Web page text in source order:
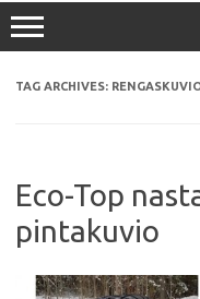
TAG ARCHIVES:
Eco-Top
pintakuvio